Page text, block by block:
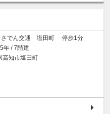
さでん交通 塩田町 停歩1分
年 / 7階建
高知市塩田町